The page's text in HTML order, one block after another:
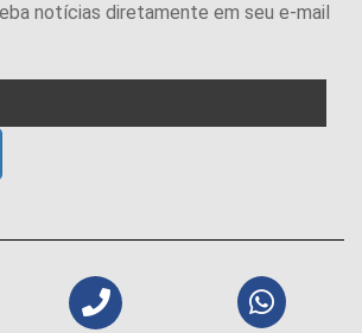
notícias diretamente em seu e-mail